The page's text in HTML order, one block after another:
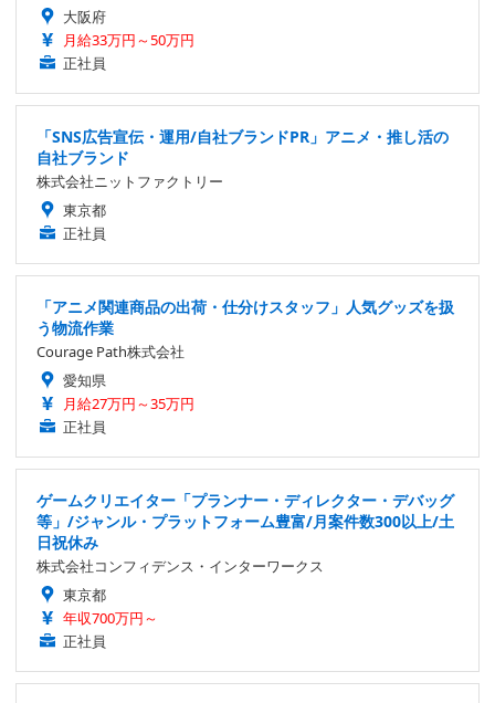
大阪府
月給33万円～50万円
正社員
「SNS広告宣伝・運用/自社ブランドPR」アニメ・推し活の
自社ブランド
株式会社ニットファクトリー
東京都
正社員
「アニメ関連商品の出荷・仕分けスタッフ」人気グッズを扱
う物流作業
Courage Path株式会社
愛知県
月給27万円～35万円
正社員
ゲームクリエイター「プランナー・ディレクター・デバッグ
等」/ジャンル・プラットフォーム豊富/月案件数300以上/土
日祝休み
株式会社コンフィデンス・インターワークス
東京都
年収700万円～
正社員